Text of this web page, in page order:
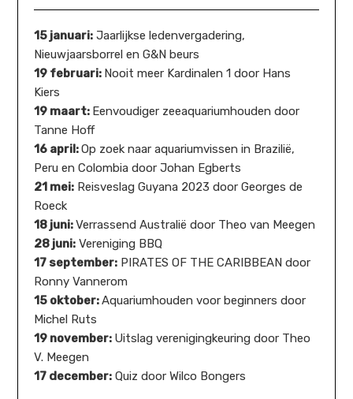
15 januari: Jaarlijkse ledenvergadering,
Nieuwjaarsborrel en G&N beurs
19 februari: Nooit meer Kardinalen 1 door Hans
Kiers
19 maart: Eenvoudiger zeeaquariumhouden door
Tanne Hoff
16 april:Op zoek naar aquariumvissen in Brazilië,
Peru en Colombia door Johan Egberts
21 mei: Reisveslag Guyana 2023 door Georges de
Roeck
18 juni:Verrassend Australië door Theo van Meegen
28 juni: Vereniging BBQ
17 september: PIRATES OF THE CARIBBEAN door
Ronny Vannerom
15 oktober:Aquariumhouden voor beginners door
Michel Ruts
19 november: Uitslag verenigingkeuring door Theo
V. Meegen
17 december: Quiz door Wilco Bongers